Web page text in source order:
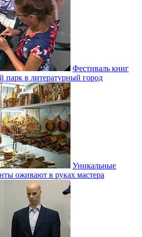
Фестиваль книг
парк в литературный город
Уникальные
оживают в руках мастера